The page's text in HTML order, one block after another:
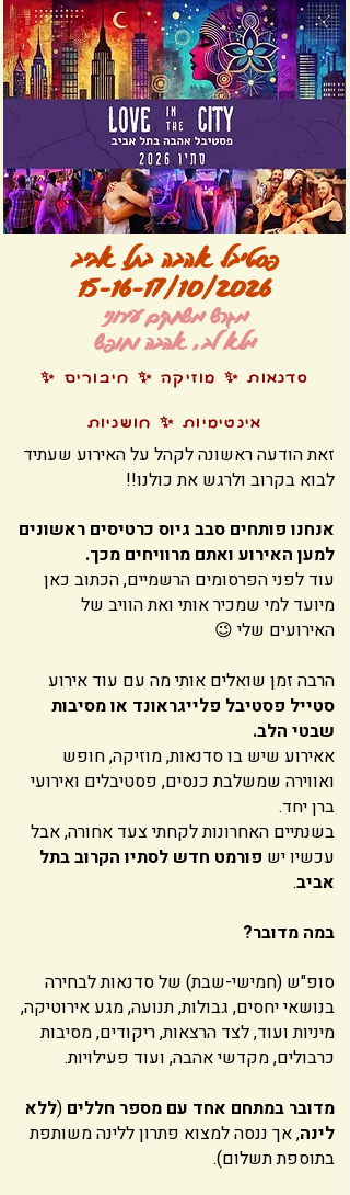
פסטיבל אהבה בתל אביב
15-16-17/10/2026
מגרש משחקים עירוני
מלא לב, אהבה וחופש
סדנאות ✨ מוזיקה ✨ חיבורים ✨
אינטימיות ✨ חושניות
זאת הודעה ראשונה לקהל על האירוע שעתיד
לבוא בקרוב ולרגש את כולנו!!
אנחנו פותחים סבב גיוס כרטיסים ראשונים
למען האירוע ואתם מרוויחים מכך.
עוד לפני הפרסומים הרשמיים, הכתוב כאן
מיועד למי שמכיר אותי ואת הוויב של
האירועים שלי 😉
הרבה זמן שואלים אותי מה עם עוד אירוע
סטייל פסטיבל פלייגראונד או מסיבות
שבטי הלב.
אאירוע שיש בו סדנאות, מוזיקה, חופש
ואווירה שמשלבת כנסים, פסטיבלים ואירועי
ברן יחד.
בשנתיים האחרונות לקחתי צעד אחורה, אבל
עכשיו יש פורמט חדש לסתיו הקרוב בתל
אביב.
במה מדובר?
סופ"ש (חמישי-שבת) של סדנאות לבחירה
בנושאי יחסים, גבולות, תנועה, מגע אירוטיקה,
מיניות ועוד, לצד הרצאות, ריקודים, מסיבות
כרבולים, מקדשי אהבה, ועוד פעילויות.
מדובר במתחם אחד עם מספר חללים (ללא
לינה, אך ננסה למצוא פתרון ללינה משותפת
בתוספת תשלום).